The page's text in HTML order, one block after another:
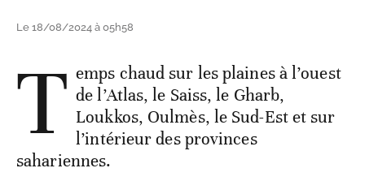
Le 18/08/2024 à 05h58
T emps chaud sur les plaines à l’ouest
de l’Atlas, le Saiss, le Gharb,
Loukkos, Oulmès, le Sud-Est et sur
l’intérieur des provinces
sahariennes.